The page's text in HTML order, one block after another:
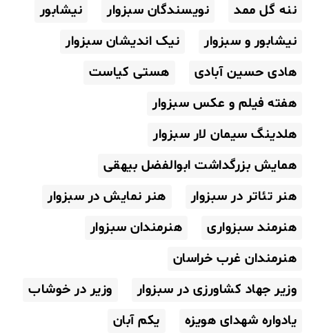
ننه گل ممد
نویسندگان سبزوار
نیشابور
نیشابور و سبزوار
نیک اندیشان سبزوار
هادی حسین آبادی
هستی کیاست
هفته فیلم و عکس سبزوار
هلدینگ سیمان لار سبزوار
همایش بزرگداشت ابوالفضل بیهقی
هنر تئاتر در سبزوار
هنر نمایش در سبزوار
هنرمند سبزواری
هنرمندان سبزوار
هنرمندان غرب خراسان
وزیر جهاد کشاورزی در سبزوار
وزیر در خوشاب
یادواره شهدای هویزه
یکم آبان